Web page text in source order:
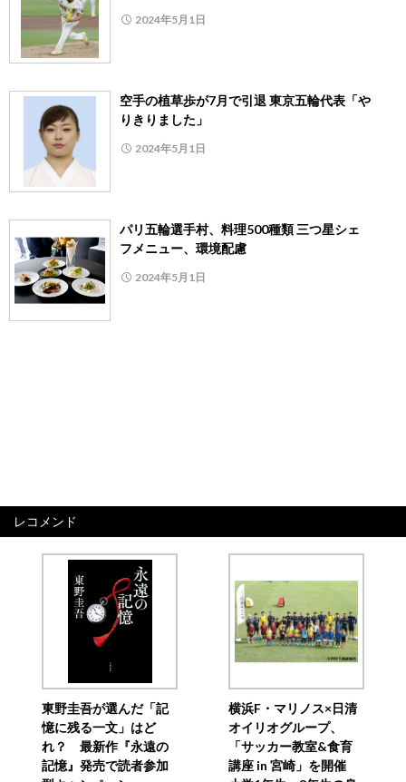
2024年5月1日
空手の植草歩が7月で引退 東京五輪代表「や
りきりました」
2024年5月1日
パリ五輪選手村、料理500種類 三つ星シェ
フメニュー、環境配慮
2024年5月1日
レコメンド
東野圭吾が選んだ「記
憶に残る一文」はど
れ？ 最新作『永遠の
記憶』発売で読者参加
横浜F・マリノス×日清
オイリオグループ、
「サッカー教室&食育
講座 in 宮崎」を開催